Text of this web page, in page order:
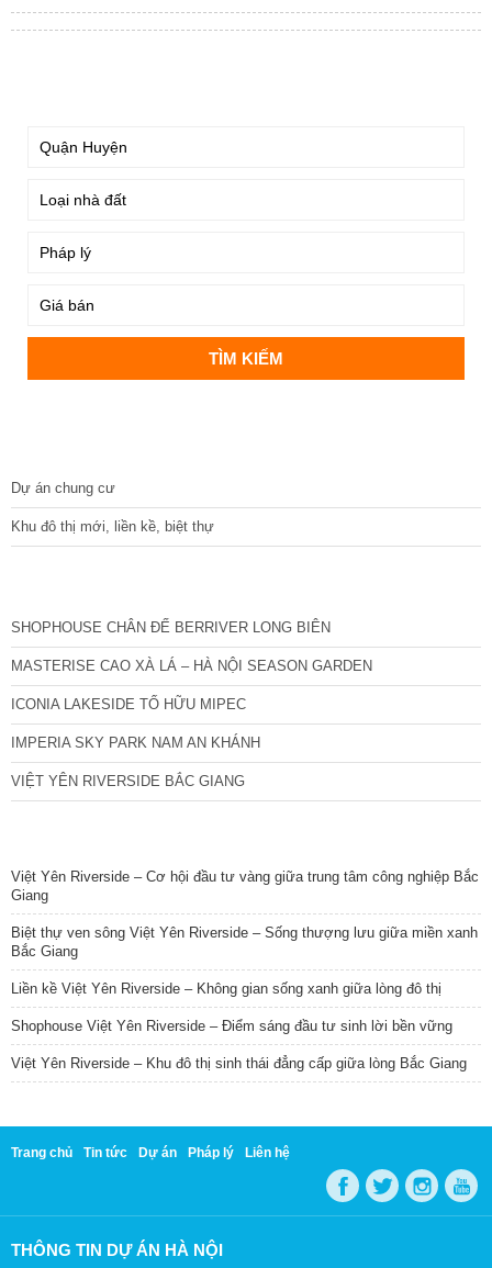
Dự án chung cư
Khu đô thị mới, liền kề, biệt thự
SHOPHOUSE CHÂN ĐẾ BERRIVER LONG BIÊN
MASTERISE CAO XÀ LÁ – HÀ NỘI SEASON GARDEN
ICONIA LAKESIDE TỐ HỮU MIPEC
IMPERIA SKY PARK NAM AN KHÁNH
VIỆT YÊN RIVERSIDE BẮC GIANG
Việt Yên Riverside – Cơ hội đầu tư vàng giữa trung tâm công nghiệp Bắc
Giang
Biệt thự ven sông Việt Yên Riverside – Sống thượng lưu giữa miền xanh
Bắc Giang
Liền kề Việt Yên Riverside – Không gian sống xanh giữa lòng đô thị
Shophouse Việt Yên Riverside – Điểm sáng đầu tư sinh lời bền vững
Việt Yên Riverside – Khu đô thị sinh thái đẳng cấp giữa lòng Bắc Giang
Trang chủ Tin tức Dự án Pháp lý Liên hệ
THÔNG TIN DỰ ÁN HÀ NỘI